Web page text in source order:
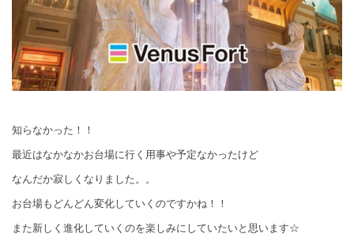
知らなかった！！
最近はなかなかお台場に行く用事や予定なかったけど
なんだか寂しくなりました。。
お台場もどんどん変化していくのですかね！！
また新しく進化していくのを楽しみにしていたいと思います☆